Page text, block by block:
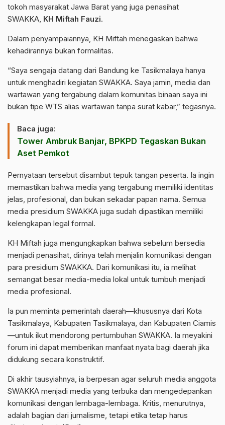
tokoh masyarakat Jawa Barat yang juga penasihat
SWAKKA, KH Miftah Fauzi.
Dalam penyampaiannya, KH Miftah menegaskan bahwa
kehadirannya bukan formalitas.
“Saya sengaja datang dari Bandung ke Tasikmalaya hanya
untuk menghadiri kegiatan SWAKKA. Saya jamin, media dan
wartawan yang tergabung dalam komunitas binaan saya ini
bukan tipe WTS alias wartawan tanpa surat kabar,” tegasnya.
Baca juga:
Tower Ambruk Banjar, BPKPD Tegaskan Bukan
Aset Pemkot
Pernyataan tersebut disambut tepuk tangan peserta. Ia ingin
memastikan bahwa media yang tergabung memiliki identitas
jelas, profesional, dan bukan sekadar papan nama. Semua
media presidium SWAKKA juga sudah dipastikan memiliki
kelengkapan legal formal.
KH Miftah juga mengungkapkan bahwa sebelum bersedia
menjadi penasihat, dirinya telah menjalin komunikasi dengan
para presidium SWAKKA. Dari komunikasi itu, ia melihat
semangat besar media-media lokal untuk tumbuh menjadi
media profesional.
Ia pun meminta pemerintah daerah—khususnya dari Kota
Tasikmalaya, Kabupaten Tasikmalaya, dan Kabupaten Ciamis
—untuk ikut mendorong pertumbuhan SWAKKA. Ia meyakini
forum ini dapat memberikan manfaat nyata bagi daerah jika
didukung secara konstruktif.
Di akhir tausyiahnya, ia berpesan agar seluruh media anggota
SWAKKA menjadi media yang terbuka dan mengedepankan
komunikasi dengan lembaga-lembaga. Kritis, menurutnya,
adalah bagian dari jurnalisme, tetapi etika tetap harus